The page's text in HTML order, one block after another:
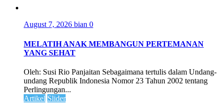
August 7, 2026 bian 0
MELATIH ANAK MEMBANGUN PERTEMANAN
YANG SEHAT
Oleh: Susi Rio Panjaitan Sebagaimana tertulis dalam Undang-
undang Republik Indonesia Nomor 23 Tahun 2002 tentang
Perlingungan...
Artikel Slider